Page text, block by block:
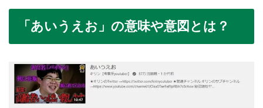
「あいうえお」の意味や意図とは？